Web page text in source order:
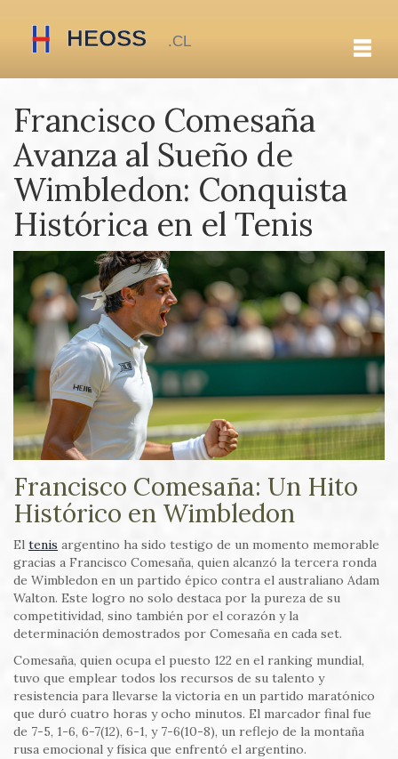
Francisco Comesaña
Avanza al Sueño de
Wimbledon: Conquista
Histórica en el Tenis
Francisco Comesaña: Un Hito
Histórico en Wimbledon
El tenis argentino ha sido testigo de un momento memorable
gracias a Francisco Comesaña, quien alcanzó la tercera ronda
de Wimbledon en un partido épico contra el australiano Adam
Walton. Este logro no solo destaca por la pureza de su
competitividad, sino también por el corazón y la
determinación demostrados por Comesaña en cada set.
Comesaña, quien ocupa el puesto 122 en el ranking mundial,
tuvo que emplear todos los recursos de su talento y
resistencia para llevarse la victoria en un partido maratónico
que duró cuatro horas y ocho minutos. El marcador final fue
de 7-5, 1-6, 6-7(12), 6-1, y 7-6(10-8), un reflejo de la montaña
rusa emocional y física que enfrentó el argentino.